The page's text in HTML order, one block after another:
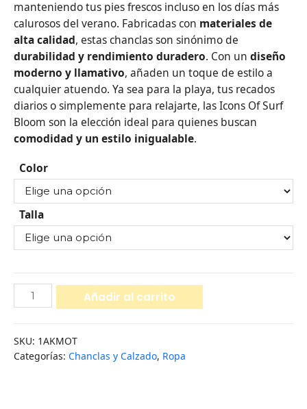
manteniendo tus pies frescos incluso en los días más
calurosos del verano. Fabricadas con materiales de
alta calidad, estas chanclas son sinónimo de
durabilidad y rendimiento duradero. Con un diseño
moderno y llamativo, añaden un toque de estilo a
cualquier atuendo. Ya sea para la playa, tus recados
diarios o simplemente para relajarte, las Icons Of Surf
Bloom son la elección ideal para quienes buscan
comodidad y un estilo inigualable.
Color
Talla
Añadir al carrito
SKU: 1AKMOT
Categorías: Chanclas y Calzado, Ropa